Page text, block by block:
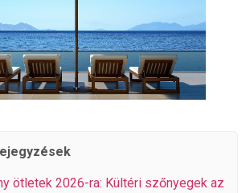
ötletek 2026-ra: Kültéri szőnyegek az